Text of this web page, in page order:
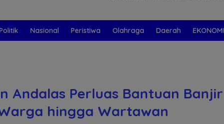
Nasional Peristiwa Olahraga Daerah EKONOMI
Andalas Perluas Bantuan Banjir
hingga Wartawan